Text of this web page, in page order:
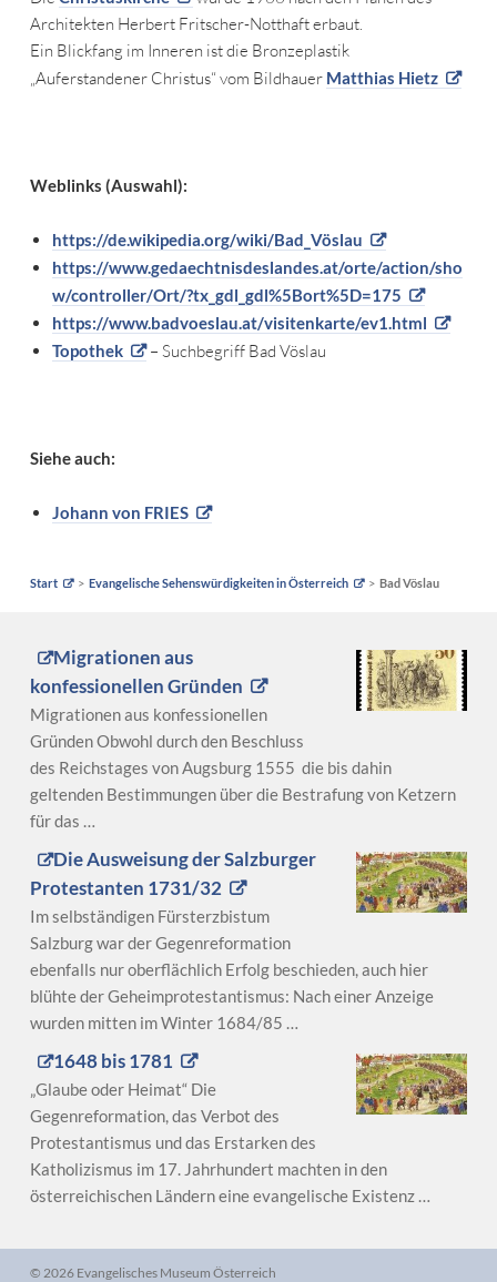
Architekten Herbert Fritscher-Notthaft erbaut.
Ein Blickfang im Inneren ist die Bronzeplastik
„Auferstandener Christus“ vom Bildhauer Matthias Hietz
Weblinks (Auswahl):
https://de.wikipedia.org/wiki/Bad_Vöslau
https://www.gedaechtnisdeslandes.at/orte/action/sho
w/controller/Ort/?tx_gdl_gdl%5Bort%5D=175
https://www.badvoeslau.at/visitenkarte/ev1.html
Topothek
– Suchbegriff Bad Vöslau
Siehe auch:
Johann von FRIES
Start Evangelische Sehenswürdigkeiten in Österreich Bad Vöslau
Migrationen aus
konfessionellen Gründen
Migrationen aus konfessionellen
Gründen Obwohl durch den Beschluss
des Reichstages von Augsburg 1555 die bis dahin
geltenden Bestimmungen über die Bestrafung von Ketzern
für das …
Die Ausweisung der Salzburger
Protestanten 1731/32
Im selbständigen Fürsterzbistum
Salzburg war der Gegenreformation
ebenfalls nur oberflächlich Erfolg beschieden, auch hier
blühte der Geheimprotestantismus: Nach einer Anzeige
wurden mitten im Winter 1684/85 …
1648 bis 1781
„Glaube oder Heimat“ Die
Gegenreformation, das Verbot des
Protestantismus und das Erstarken des
Katholizismus im 17. Jahrhundert machten in den
österreichischen Ländern eine evangelische Existenz …
© 2026 Evangelisches Museum Österreich